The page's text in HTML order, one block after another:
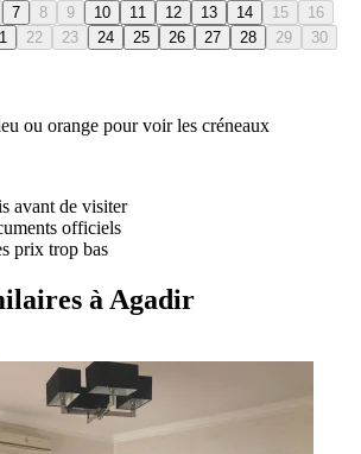
7 8 9 10 11 12 13 14 15
16
22 23 24 25 26 27 28 29
30
ou orange pour voir les créneaux
avant de visiter
officiels
prix trop bas
à Agadir